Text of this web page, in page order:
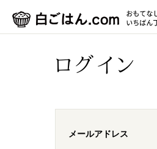
ログイン
メールアドレス